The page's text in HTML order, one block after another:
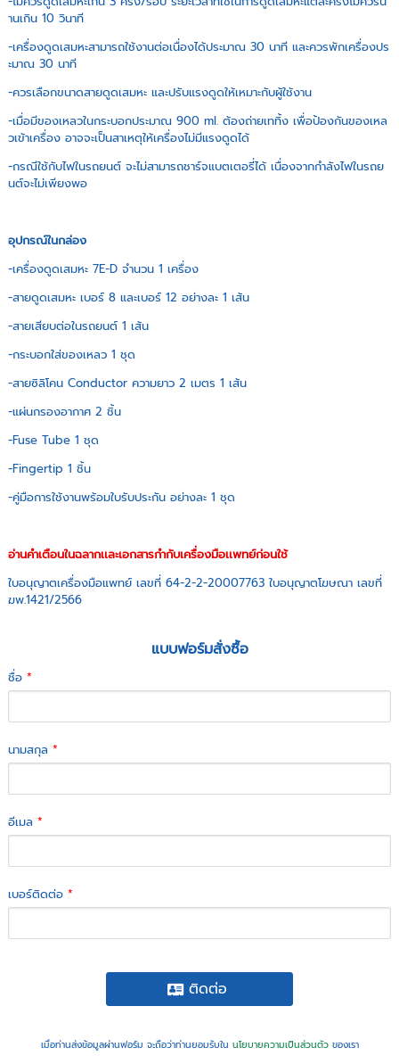
านเกิน 10 วินาที
-เครื่องดูดเสมหะสามารถใช้งานต่อเนื่องได้ประมาณ 30 นาที และควรพักเครื่องปร
ะมาณ 30 นาที
-ควรเลือกขนาดสายดูดเสมหะ และปรับแรงดูดให้เหมาะกับผู้ใช้งาน
-เมื่อมีของเหลวในกระบอกประมาณ 900 ml. ต้องถ่ายเททิ้ง เพื่อป้องกันของเหล
วเข้าเครื่อง อาจจะเป็นสาเหตุให้เครื่องไม่มีแรงดูดได้
-กรณีใช้กับไฟในรถยนต์ จะไม่สามารถชาร์จแบตเตอรี่ได้ เนื่องจากกำลังไฟในรถย
นต์จะไม่เพียงพอ
อุปกรณ์ในกล่อง
-เครื่องดูดเสมหะ 7E-D จำนวน 1 เครื่อง
-สายดูดเสมหะ เบอร์ 8 และเบอร์ 12 อย่างละ 1 เส้น
-สายเสียบต่อในรถยนต์ 1 เส้น
-กระบอกใส่ของเหลว 1 ชุด
-สายซิลิโคน Conductor ความยาว 2 เมตร 1 เส้น
-แผ่นกรองอากาศ 2 ชิ้น
-Fuse Tube 1 ชุด
-Fingertip 1 ชิ้น
-คู่มือการใช้งานพร้อมใบรับประกัน อย่างละ 1 ชุด
อ่านคำเตือนในฉลากเเละเอกสารกำกับเครื่องมือเเพทย์ก่อนใช้
ใบอนุญาตเครื่องมือแพทย์ เลขที่ 64-2-2-20007763 ใบอนุญาตโฆษณา เลขที่
ฆพ.1421/2566
แบบฟอร์มสั่งซื้อ
ชื่อ*
นามสกุล*
อีเมล*
เบอร์ติดต่อ*
ติดต่อ
เมื่อท่านส่งข้อมูลผ่านฟอร์ม จะถือว่าท่านยอมรับใน นโยบายความเป็นส่วนตัวของเรา